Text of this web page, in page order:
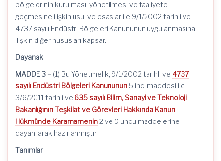
bölgelerinin kurulması, yönetilmesi ve faaliyete
geçmesine ilişkin usul ve esaslar ile 9/1/2002 tarihli ve
4737 sayılı Endüstri Bölgeleri Kanununun uygulanmasına
ilişkin diğer hususları kapsar.
Dayanak
MADDE 3 – (1) Bu Yönetmelik, 9/1/2002 tarihli ve 4737
sayılı Endüstri Bölgeleri Kanununun5 inci maddesi ile
3/6/2011 tarihli ve 635 sayılı Bilim, Sanayi ve Teknoloji
Bakanlığının Teşkilat ve Görevleri Hakkında Kanun
Hükmünde Kararnamenin2 ve 9 uncu maddelerine
dayanılarak hazırlanmıştır.
Tanımlar